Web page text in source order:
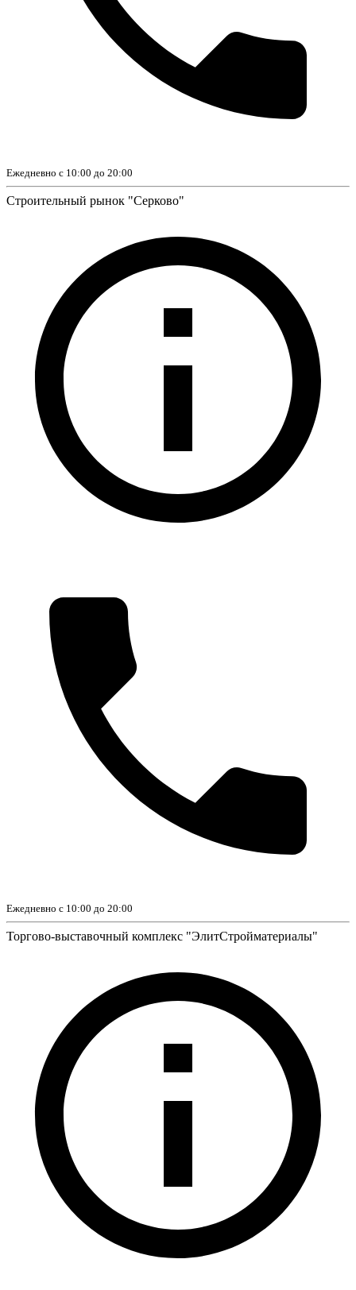
Ежедневно с 10:00 до 20:00
Строительный рынок "Серково"
Ежедневно с 10:00 до 20:00
Торгово-выставочный комплекс "ЭлитСтройматериалы"